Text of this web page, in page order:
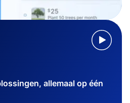
allemaal op één